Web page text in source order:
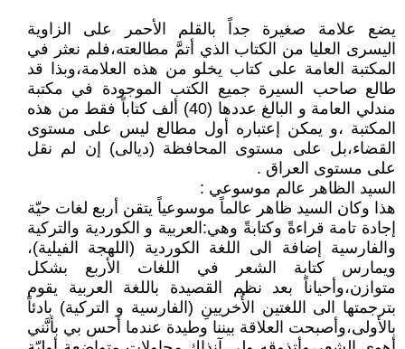
يضع علامة صغيرة جداً بالقلم الأحمر على الزاوية
اليسرى العليا من الكتاب الذي أتمَّ مطالعته،فلم نعثر في
المكتبة العامة على كتاب يخلو من هذه العلامة،وبذا قد
طالع صاحب السيرة جميع الكتب الموجودة في مكتبة
مندلي العامة و البالغ عددها (40) ألف كتاباً فقط من هذه
المكتبة ،و يمكن إعتباره أول مطالع ليس على مستوى
القضاء،بل على مستوى المحافظة (ديالى) إن لم نقل
على مستوى العراق .
السيد الظاهر عالم موسوعي :
هذا وكان السيد ظاهر عالماً موسوعياً يتقن أربع لغات حيّة
إجادة تامة قراءةً وكتابةً وهي:العربية و الكوردية والتركية
والفارسية إضافة الى اللغة الكوردية (اللهجة الفيلية)،
ويمارس كتابة الشعر في اللغات الأربع بشكل
متوازن،وأحياناً بعد نظم القصيدة باللغة العربية يقوم
بترجمتها الى اللغتين الأُخريينِ (الفارسية و التركية) بادئاً
بالأولى،وأصبحت العلاقة بيننا وطيدة عندما أحس بي بأنَّني